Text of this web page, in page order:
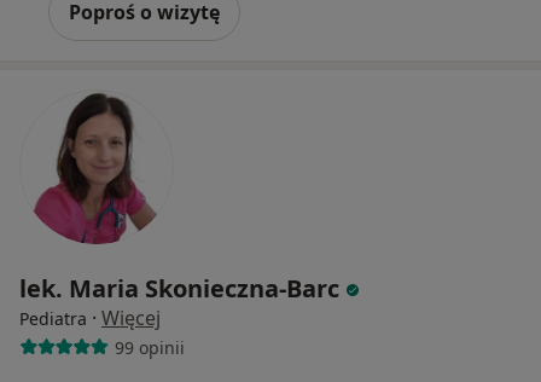
Poproś o wizytę
lek. Maria Skonieczna-Barc
Pediatra · Więcej
99 opinii